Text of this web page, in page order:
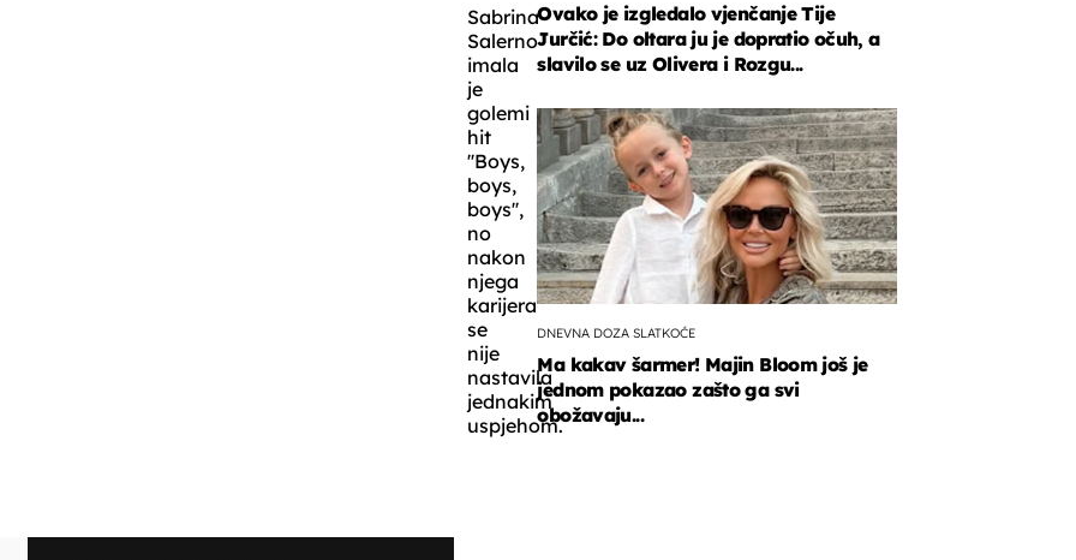
Sabrina
Salerno
imala
je
golemi
hit
''Boys,
boys,
boys'',
no
nakon
njega
karijera
se
nije
nastavila
jednakim
uspjehom.
Ovako je izgledalo vjenčanje Tije
Jurčić: Do oltara ju je dopratio očuh, a
slavilo se uz Olivera i Rozgu...
DNEVNA DOZA SLATKOĆE
Ma kakav šarmer! Majin Bloom još je
jednom pokazao zašto ga svi
obožavaju...